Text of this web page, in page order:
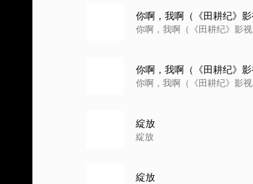
你啊，我啊（《田耕纪》
你啊，我啊（《田耕纪》影
你啊，我啊（《田耕纪》
你啊，我啊（《田耕纪》影
綻放
綻放
綻放